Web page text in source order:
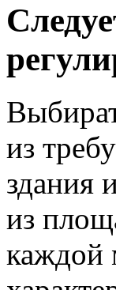
из
здания
из
каждой